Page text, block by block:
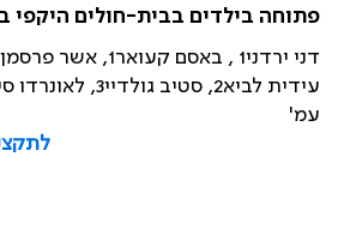
פתוחה בילדים בבית-חולים היקפי
עידית לביא2, סטיב גולדיי3, לאונרדו סיפלוביץ1
עמ'